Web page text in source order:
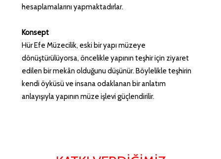
hesaplamalarını yapmaktadırlar.
Konsept
Hür Efe Müzecilik, eski bir yapı müzeye
dönüştürülüyorsa, öncelikle yapının teşhir için ziyaret
edilen bir mekân olduğunu düşünür. Böylelikle teşhirin
kendi öyküsü ve insana odaklanan bir anlatım
anlayışıyla yapının müze işlevi güçlendirilir.